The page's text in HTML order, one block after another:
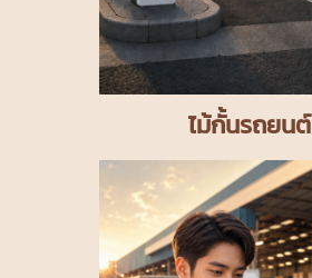
ไม้กั้นรถยนต์